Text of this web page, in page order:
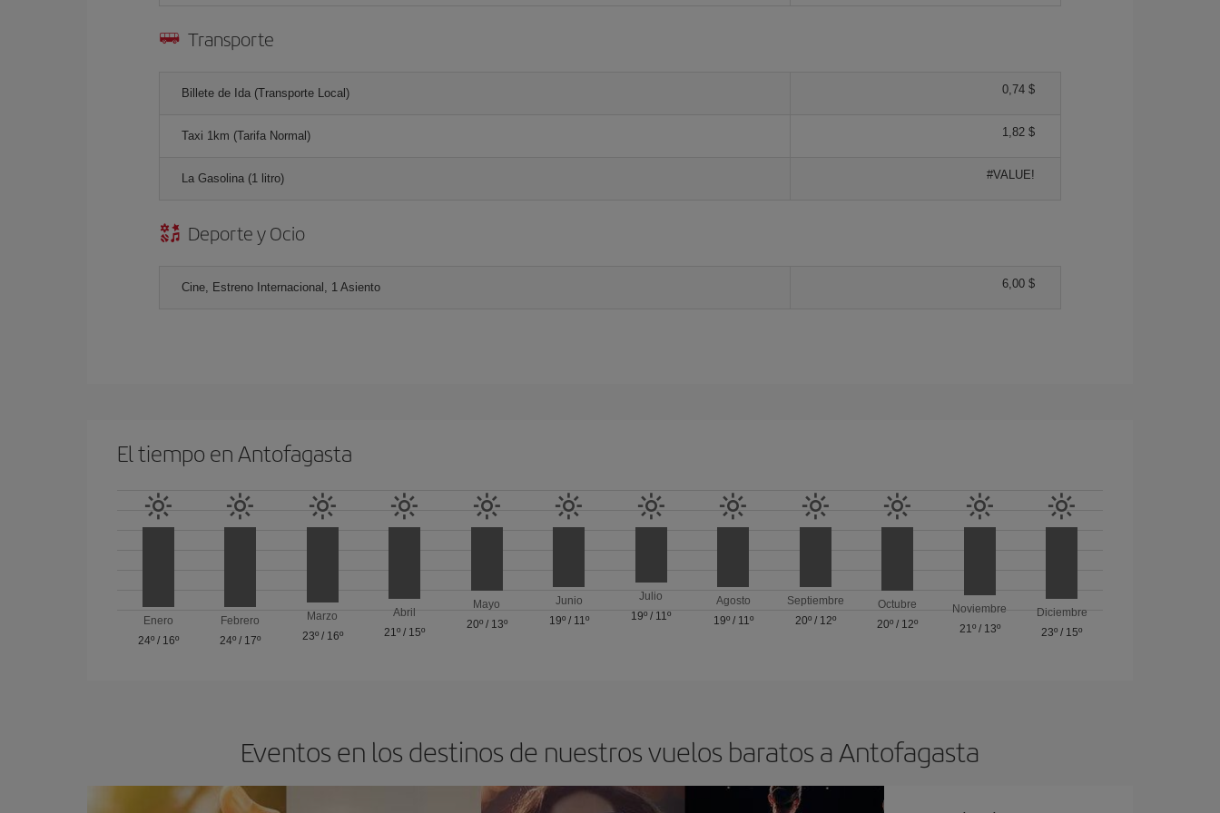
Transporte
Billete de Ida (Transporte Local) 0,74 $
Taxi 1km (Tarifa Normal) 1,82 $
La Gasolina (1 litro) #VALUE!
Deporte y Ocio
Cine, Estreno Internacional, 1 Asiento 6,00 $
El tiempo en Antofagasta
Enero
24º/ 16º
Febrero
24º / 17º
Marzo
23º/ 16º
Abril
21º / 15º
Mayo
20º/ 13º
Junio
19º/ 11º
Julio
19º / 11º
Agosto
19º/ 11º
Septiembre
20º/ 12º
Octubre
20º / 12º
Noviembre
21º/ 13º
Diciembre
23º / 15º
Eventos en los destinos de nuestros vuelos baratos a Antofagasta